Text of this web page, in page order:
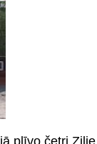
plīvo četri